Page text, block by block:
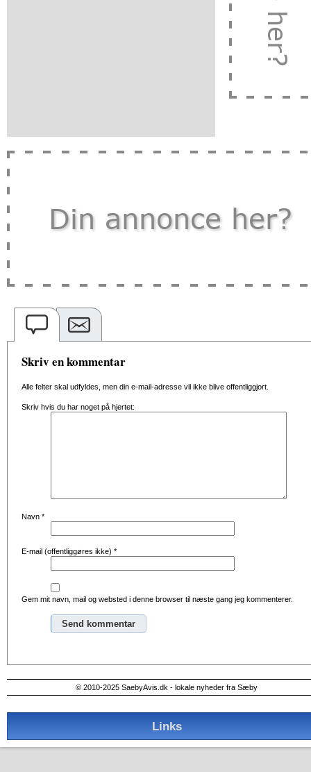
Skriv en kommentar
Alle felter skal udfyldes, men din e-mail-adresse vil ikke blive offentliggjort.
Skriv hvis du har noget på hjertet:
Navn *
E-mail (offentliggøres ikke) *
Gem mit navn, mail og websted i denne browser til næste gang jeg kommenterer.
© 2010-2025 SaebyAvis.dk - lokale nyheder fra Sæby
Links